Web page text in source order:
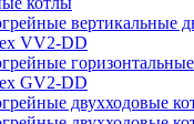
вертикальные
VV2-DD
GV2-DD
двухходовые